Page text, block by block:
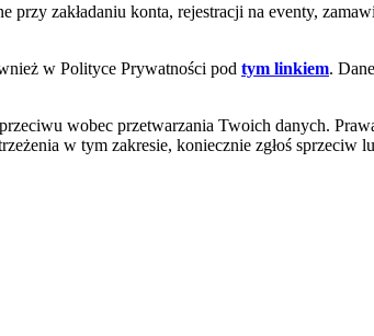
zakładaniu konta, rejestracji na eventy,
w Polityce Prywatności pod tym linkiem.
wobec przetwarzania Twoich danych.
w tym zakresie, koniecznie zgłoś sprzeciw